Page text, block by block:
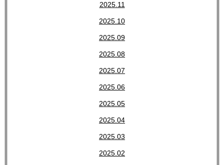
2025.11
2025.10
2025.09
2025.08
2025.07
2025.06
2025.05
2025.04
2025.03
2025.02